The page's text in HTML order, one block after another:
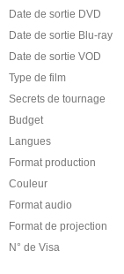
Date de sortie DVD
Date de sortie Blu-ray
Date de sortie VOD
Type de film
Secrets de tournage
Budget
Langues
Format production
Couleur
Format audio
Format de projection
N° de Visa